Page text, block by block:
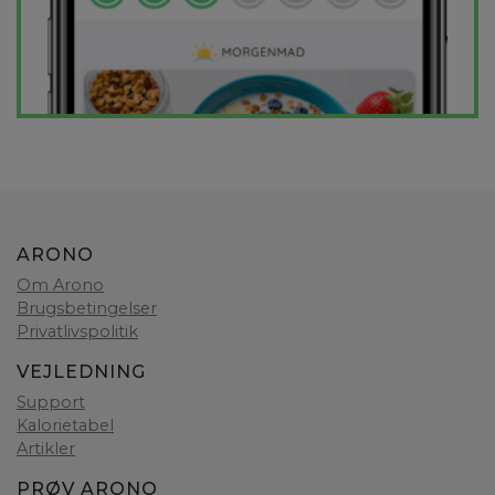
ARONO
Om Arono
Brugsbetingelser
Privatlivspolitik
VEJLEDNING
Support
Kalorietabel
Artikler
PRØV ARONO